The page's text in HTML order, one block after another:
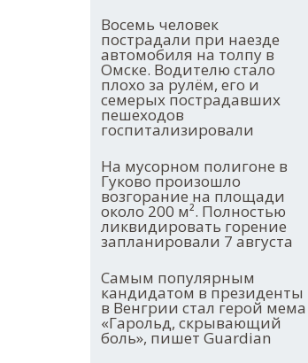
Восемь человек
пострадали при наезде
автомобиля на толпу в
Омске. Водителю стало
плохо за рулём, его и
семерых пострадавших
пешеходов
госпитализировали
На мусорном полигоне в
Гуково произошло
возгорание на площади
около 200 м². Полностью
ликвидировать горение
запланировали 7 августа
Самым популярным
кандидатом в президенты
в Венгрии стал герой мема
«Гарольд, скрывающий
боль», пишет Guardian